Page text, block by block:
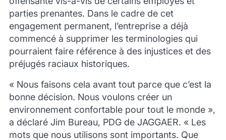
parties prenantes. Dans le cadre de cet
engagement permanent, l’entreprise a déjà
commencé à supprimer les terminologies qui
pourraient faire référence à des injustices et des
préjugés raciaux historiques.
« Nous faisons cela avant tout parce que c’est la
bonne décision. Nous voulons créer un
environnement confortable pour tout le monde »,
a déclaré Jim Bureau, PDG de JAGGAER. « Les
mots que nous utilisons sont importants. Que